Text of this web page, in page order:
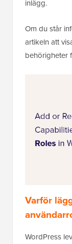
inlägg.
Om du står
artikeln att
behörigheter
Varför
WordPress